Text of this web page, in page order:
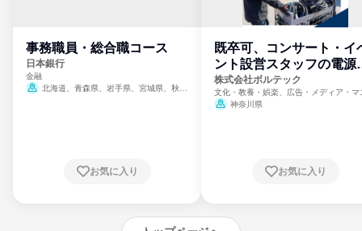
事務職員・総合職コース
日本銀行
金融
北海道、青森県、岩手県、宮城県、秋田
崎県、熊本県、大分県、宮崎県、鹿児島県、
お気に入り
既卒可、コンサート・イ
ント設営スタッフの電源
門
株式会社ボルテック
文化・教養・娯楽、広告・メディア・マ
ミ、電力・ガス・水道・エネルギー
神奈川県
お気に入り